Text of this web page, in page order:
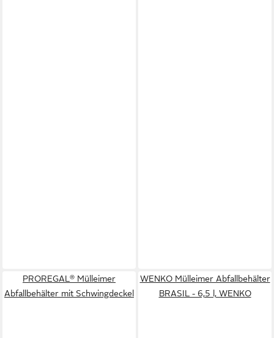
PROREGAL® Mülleimer
Abfallbehälter mit Schwingdeckel
WENKO Mülleimer Abfallbehälter
BRASIL - 6,5 l, WENKO